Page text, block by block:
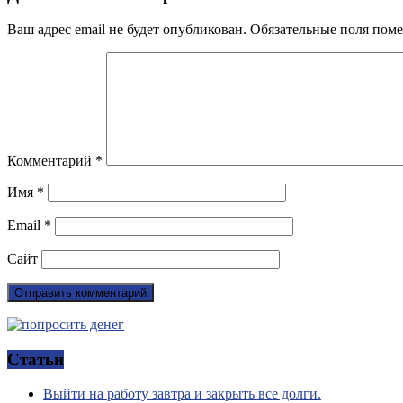
Ваш адрес email не будет опубликован. Обязательные поля
Комментарий *
Имя *
Email *
Сайт
Статьи
Выйти на работу завтра и закрыть все долги.